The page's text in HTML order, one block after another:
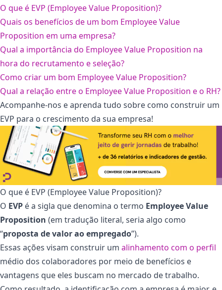
O que é EVP (Employee Value Proposition)?
Quais os benefícios de um bom Employee Value
Proposition em uma empresa?
Qual a importância do Employee Value Proposition na
hora do recrutamento e seleção?
Como criar um bom Employee Value Proposition?
Qual a relação entre o Employee Value Proposition e o RH?
Acompanhe-nos e aprenda tudo sobre como construir um
EVP para o crescimento da sua empresa!
O que é EVP (Employee Value Proposition)?
O EVP é a sigla que denomina o termo Employee Value
Proposition (em tradução literal, seria algo como
“proposta de valor ao empregado”).
Essas ações visam construir um alinhamento com o perfil
médio dos colaboradores por meio de benefícios e
vantagens que eles buscam no mercado de trabalho.